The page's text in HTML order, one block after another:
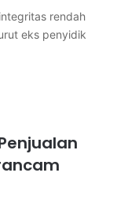
rendah
eks penyidik